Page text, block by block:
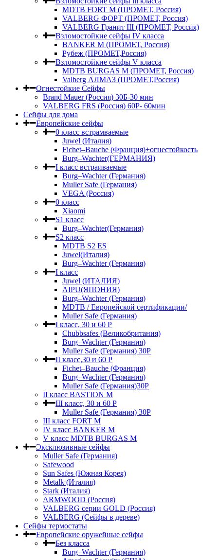
MDTB FORT M (ПРОМЕТ, Россия)
VALBERG ФОРТ (ПРОМЕТ, Россия)
VALBERG Гранит III (ПРОМЕТ, Россия)
Взломостойкие сейфы IV класса
BANKER M (ПРОМЕТ, Россия)
Рубеж (ПРОМЕТ,Россия)
Взломостойкие сейфы V класса
MDTB BURGAS M (ПРОМЕТ, Россия)
Valberg АЛМАЗ (ПРОМЕТ,Россия)
Огнестойкие Сейфы
Brand Mauer (Россия) 30Б-30 мин
VALBERG FRS (Россия) 60Р- 60мин
Сейфы для дома
Европейские сейфы
0 класс встрамваемые
Juwel (Италия)
Fichet–Bauche (Франция)+огнестойкость
Burg–Wachter(ГЕРМАНИЯ)
I класс встраиваемые
Burg–Wachter (Германия)
Muller Safe (Германия)
VEGA (Россия)
0 класс
Xiaomi
S1 класс
Burg–Wachter(Германия)
S2 класс
MDTB S2 ES
Juwel(Италия)
Burg–Wachter (Германия)
I класс
Juwel (ИТАЛИЯ)
AIPU(ЯПОНИЯ)
Burg–Wachter (Германия)
MDTB / Европейской сертификации/
Muller Safe (Германия)
I класс, 30 и 60 P
Chubbsafes (Великобритания)
Burg–Wachter (Германия)
Muller Safe (Германия) 30Р
II класс,30 и 60 P
Fichet–Bauche (Франция)
Burg–Wachter (Германия)
Muller Safe (Германия)30P
II класс BASTION M
III класс, 30 и 60 P
Muller Safe (Германия) 30Р
III класс FORT M
IV класс BANKER M
V класс МDTB BURGAS M
Эксклюзивные сейфы
Muller Safe (Германия)
Safewood
Sun Safes (Южная Корея)
Metalk (Италия)
Stark (Италия)
ARMWOOD (Россия)
VALBERG серии GOLD (Россия)
VALBERG (Сейфы в дереве)
Сейфы термостаты
Европейские оружейные сейфы
Без класса
Burg–Wachter (Германия)